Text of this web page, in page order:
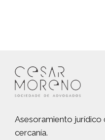
Asesoramiento jurídico
cercanía.